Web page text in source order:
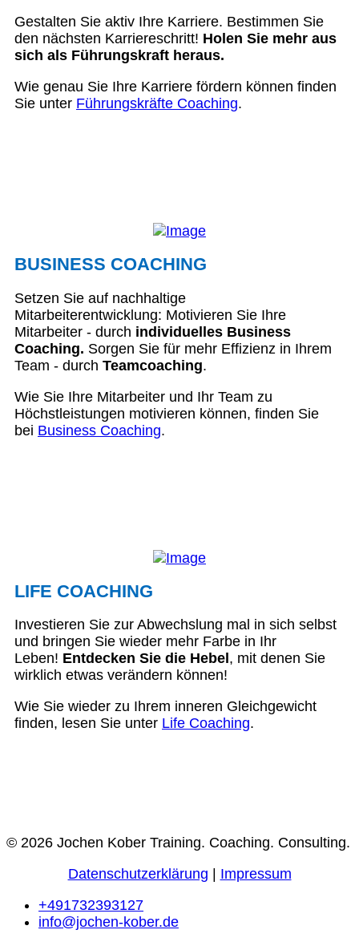
Gestalten Sie aktiv Ihre Karriere. Bestimmen Sie
den nächsten Karriereschritt! Holen Sie mehr aus
sich als Führungskraft heraus.
Wie genau Sie Ihre Karriere fördern können finden
Sie unter Führungskräfte Coaching.
BUSINESS COACHING
Setzen Sie auf nachhaltige
Mitarbeiterentwicklung: Motivieren Sie Ihre
Mitarbeiter - durch individuelles Business
Coaching. Sorgen Sie für mehr Effizienz in Ihrem
Team - durch Teamcoaching.
Wie Sie Ihre Mitarbeiter und Ihr Team zu
Höchstleistungen motivieren können, finden Sie
bei Business Coaching.
LIFE COACHING
Investieren Sie zur Abwechslung mal in sich selbst
und bringen Sie wieder mehr Farbe in Ihr
Leben! Entdecken Sie die Hebel , mit denen Sie
wirklich etwas verändern können!
Wie Sie wieder zu Ihrem inneren Gleichgewicht
finden, lesen Sie unter Life Coaching.
© 2026 Jochen Kober Training. Coaching. Consulting.
Datenschutzerklärung
Impressum
+491732393127
info@jochen-kober.de